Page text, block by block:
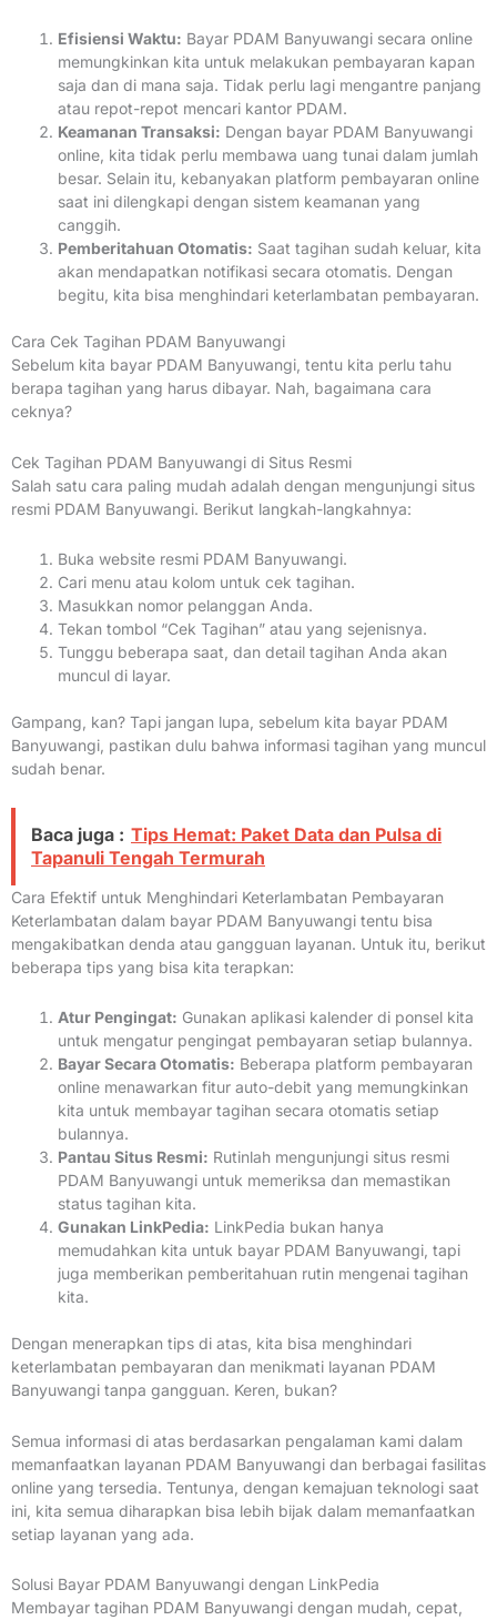
Efisiensi Waktu: Bayar PDAM Banyuwangi secara online
memungkinkan kita untuk melakukan pembayaran kapan
saja dan di mana saja. Tidak perlu lagi mengantre panjang
atau repot-repot mencari kantor PDAM.
Keamanan Transaksi: Dengan bayar PDAM Banyuwangi
online, kita tidak perlu membawa uang tunai dalam jumlah
besar. Selain itu, kebanyakan platform pembayaran online
saat ini dilengkapi dengan sistem keamanan yang
canggih.
Pemberitahuan Otomatis: Saat tagihan sudah keluar, kita
akan mendapatkan notifikasi secara otomatis. Dengan
begitu, kita bisa menghindari keterlambatan pembayaran.
Cara Cek Tagihan PDAM Banyuwangi
Sebelum kita bayar PDAM Banyuwangi, tentu kita perlu tahu
berapa tagihan yang harus dibayar. Nah, bagaimana cara
ceknya?
Cek Tagihan PDAM Banyuwangi di Situs Resmi
Salah satu cara paling mudah adalah dengan mengunjungi situs
resmi PDAM Banyuwangi. Berikut langkah-langkahnya:
Buka website resmi PDAM Banyuwangi.
Cari menu atau kolom untuk cek tagihan.
Masukkan nomor pelanggan Anda.
Tekan tombol “Cek Tagihan” atau yang sejenisnya.
Tunggu beberapa saat, dan detail tagihan Anda akan
muncul di layar.
Gampang, kan? Tapi jangan lupa, sebelum kita bayar PDAM
Banyuwangi, pastikan dulu bahwa informasi tagihan yang muncul
sudah benar.
Baca juga : Tips Hemat: Paket Data dan Pulsa di
Tapanuli Tengah Termurah
Cara Efektif untuk Menghindari Keterlambatan Pembayaran
Keterlambatan dalam bayar PDAM Banyuwangi tentu bisa
mengakibatkan denda atau gangguan layanan. Untuk itu, berikut
beberapa tips yang bisa kita terapkan:
Atur Pengingat: Gunakan aplikasi kalender di ponsel kita
untuk mengatur pengingat pembayaran setiap bulannya.
Bayar Secara Otomatis: Beberapa platform pembayaran
online menawarkan fitur auto-debit yang memungkinkan
kita untuk membayar tagihan secara otomatis setiap
bulannya.
Pantau Situs Resmi: Rutinlah mengunjungi situs resmi
PDAM Banyuwangi untuk memeriksa dan memastikan
status tagihan kita.
Gunakan LinkPedia: LinkPedia bukan hanya
memudahkan kita untuk bayar PDAM Banyuwangi, tapi
juga memberikan pemberitahuan rutin mengenai tagihan
kita.
Dengan menerapkan tips di atas, kita bisa menghindari
keterlambatan pembayaran dan menikmati layanan PDAM
Banyuwangi tanpa gangguan. Keren, bukan?
Semua informasi di atas berdasarkan pengalaman kami dalam
memanfaatkan layanan PDAM Banyuwangi dan berbagai fasilitas
online yang tersedia. Tentunya, dengan kemajuan teknologi saat
ini, kita semua diharapkan bisa lebih bijak dalam memanfaatkan
setiap layanan yang ada.
Solusi Bayar PDAM Banyuwangi dengan LinkPedia
Membayar tagihan PDAM Banyuwangi dengan mudah, cepat,